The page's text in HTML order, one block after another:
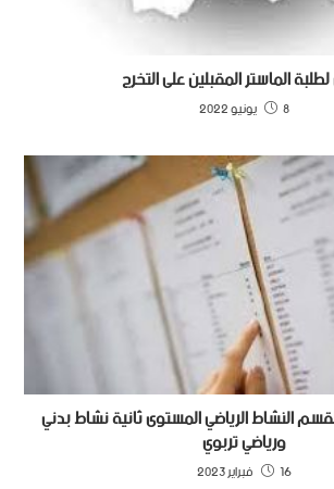
الماستر المقبلين على التخرج
8 يونيو 2022
النشاط الرياضي المستوى ثانية نشاط بدني
ورياضي تربوي
16 فبراير 2023